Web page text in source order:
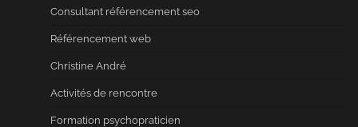
Consultant référencement seo
Référencement web
Christine André
Activités de rencontre
Formation psychopraticien